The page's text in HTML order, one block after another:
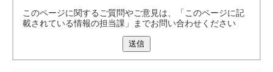
このページに関するご質問やご意見は、「このページに記
載されている情報の担当課」までお問い合わせください
送信